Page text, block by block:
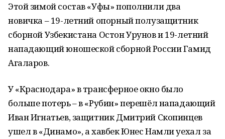
Этой зимой состав «Уфы» пополнили два
новичка – 19-летний опорный полузащитник
сборной Узбекистана Остон Урунов и 19-летний
нападающий юношеской сборной России Гамид
Агаларов.
У «Краснодара» в трансферное окно было
больше потерь – в «Рубин» перешёл нападающий
Иван Игнатьев, защитник Дмитрий Скопинцев
ушел в «Динамо», а хавбек Юнес Намли уехал за